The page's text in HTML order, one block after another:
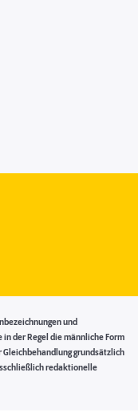
und
der Regel die männliche Form
grundsätzlich
redaktionelle